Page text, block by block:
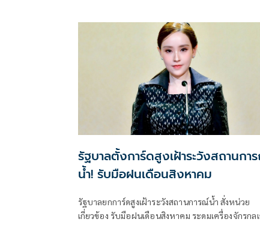
ตะวันออก
รัฐบาลตั้งการ์ดสูงเฝ้าระวังสถานกา
น้ำ! รับมือฝนเดือนสิงหาคม
รัฐบาลยกการ์ดสูงเฝ้าระวังสถานการณ์น้ำ สั่งหน่วย
เกี่ยวข้อง รับมือฝนเดือนสิงหาคม ระดมเครื่องจักรกลเ